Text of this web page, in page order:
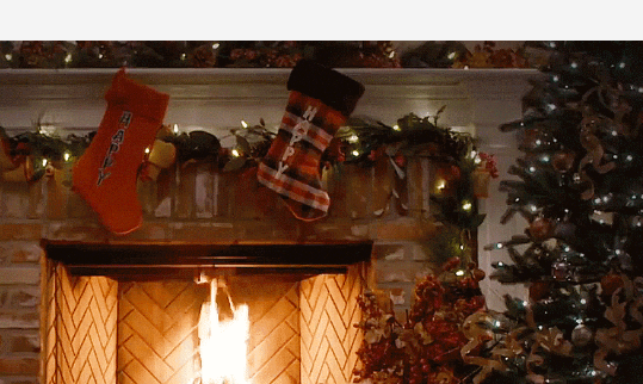
получение рекламы.
ОТПРАВИТЬ
Дилер
Какой автомобиль рассматриваете